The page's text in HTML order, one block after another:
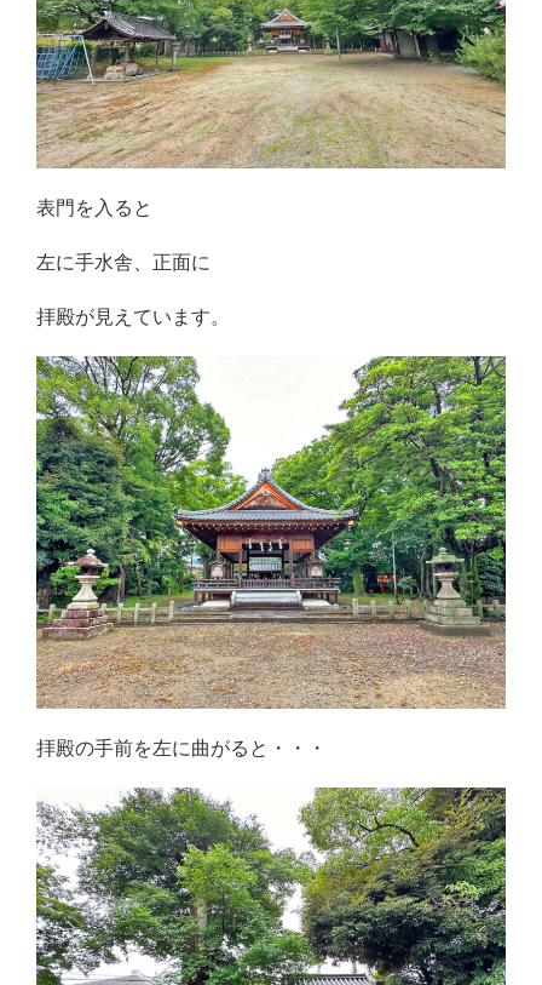
表門を入ると
左に手水舎、正面に
拝殿が見えています。
拝殿の手前を左に曲がると・・・